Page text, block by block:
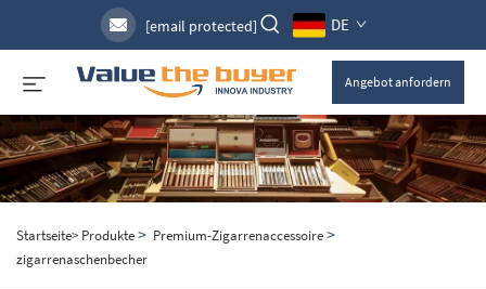
[email protected] DE
Angebot anfordern
Startseite> Produkte> Premium-Zigarrenaccessoire>
zigarrenaschenbecher